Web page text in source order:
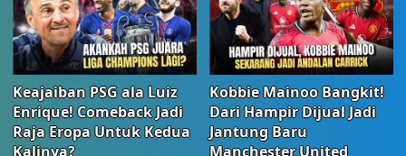
Keajaiban PSG ala Luiz
Enrique! Comeback Jadi
Raja Eropa Untuk Kedua
Kalinya?
Kobbie Mainoo Bangkit!
Dari Hampir Dijual Jadi
Jantung Baru
Manchester United